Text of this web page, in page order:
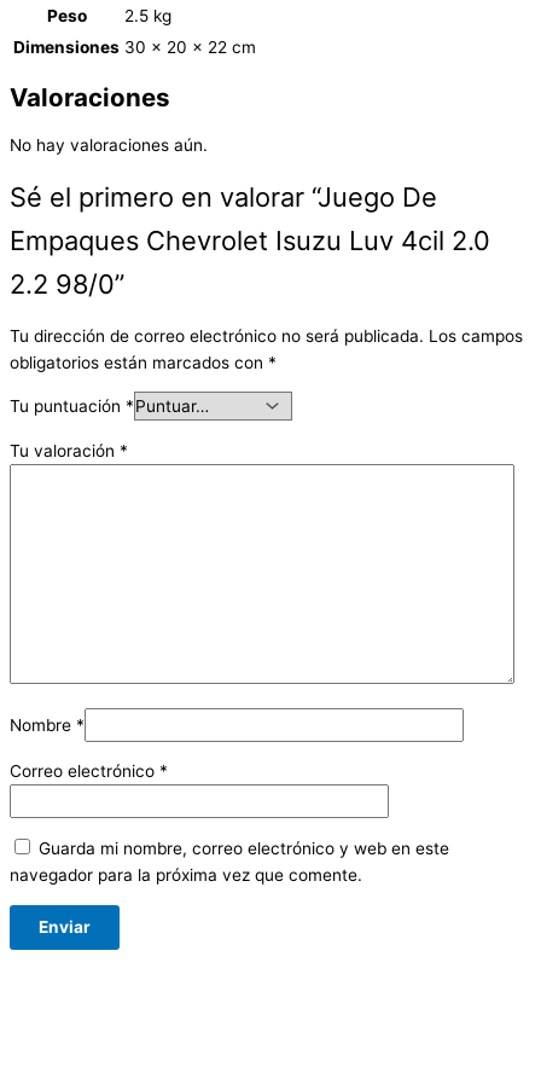
Peso
2.5 kg
Dimensiones 30 × 20 × 22 cm
Valoraciones
No hay valoraciones aún.
Sé el primero en valorar “Juego De
Empaques Chevrolet Isuzu Luv 4cil 2.0
2.2 98/0”
Tu dirección de correo electrónico no será publicada. Los campos
obligatorios están marcados con *
Tu puntuación *
Tu valoración *
Nombre *
Correo electrónico *
Guarda mi nombre, correo electrónico y web en este
navegador para la próxima vez que comente.